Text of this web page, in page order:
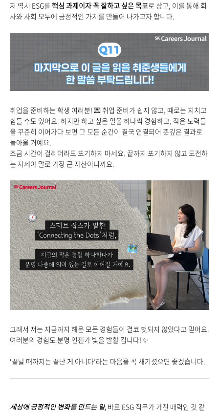
저 역시 ESG를 핵심 과제이자 꼭 잘하고 싶은 목표로 삼고, 이를 통해 회
사와 사회 모두에 긍정적인 가치를 만들어 나가고자 합니다.
취업을 준비하는 학생 여러분! 💌취업 준비가 쉽지 않고, 때로는 지치고
힘들 수도 있어요. 하지만 하고 싶은 일을 하나씩 경험하고, 작은 노력들
을 꾸준히 이어가다 보면 그 모든 순간이 결국 연결되어 뜻깊은 결과로
돌아올 거예요.
조금 시간이 걸리더라도 포기하지 마세요. 끝까지 포기하지 않고 도전하
는 자세야 말로 가장 큰 자산이니까요.
그래서 저는 지금까지 해온 모든 경험들이 결코 헛되지 않았다고 믿어요.
여러분의 경험도 분명 언젠가 빛을 발할 겁니다! ✨
‘끝날 때까지는 끝난 게 아니다’라는 마음을 꼭 새기셨으면 좋겠습니다.
세상에 긍정적인 변화를 만드는 일,바로 ESG 직무가 가진 매력인 것 같